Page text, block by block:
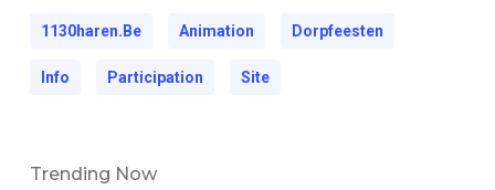
1130haren.be Animation Dorpfeesten
Info Participation Site
Trending Now